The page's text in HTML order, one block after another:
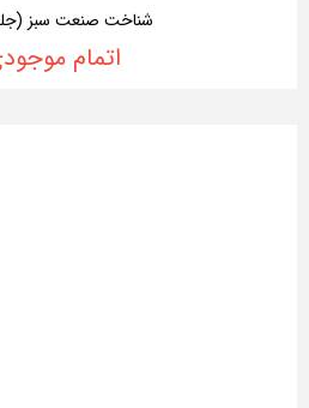
شناخت صنعت سبز
اتمام